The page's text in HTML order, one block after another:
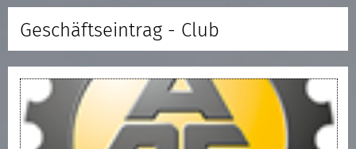
Geschäftseintrag - Club